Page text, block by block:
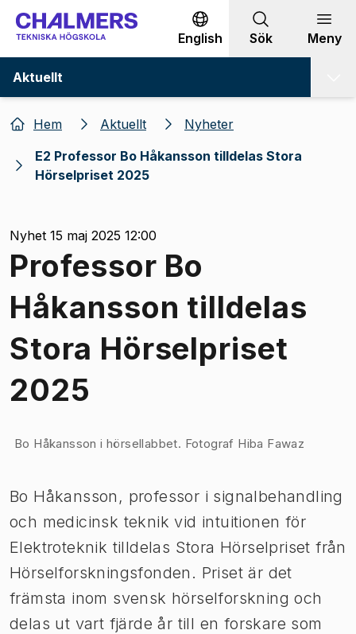
Gå till innehållet
English Sök Meny
Aktuellt
Hem Aktuellt
Nyheter
E2 Professor Bo Håkansson tilldelas Stora
Hörselpriset 2025
Nyhet 15 maj 2025 12:00
Professor Bo
Håkansson tilldelas
Stora Hörselpriset
2025
Bild 1 av 1
Bo Håkansson i hörsellabbet. Fotograf Hiba Fawaz
Bo Håkansson, professor i signalbehandling
och medicinsk teknik vid intuitionen för
Elektroteknik tilldelas Stora Hörselpriset från
Hörselforskningsfonden. Priset är det
främsta inom svensk hörselforskning och
delas ut vart fjärde år till en forskare som